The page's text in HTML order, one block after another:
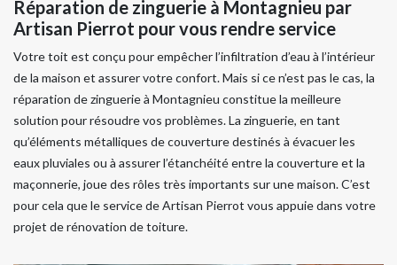
Réparation de zinguerie à Montagnieu par
Artisan Pierrot pour vous rendre service
Votre toit est conçu pour empêcher l’infiltration d’eau à l’intérieur
de la maison et assurer votre confort. Mais si ce n’est pas le cas, la
réparation de zinguerie à Montagnieu constitue la meilleure
solution pour résoudre vos problèmes. La zinguerie, en tant
qu’éléments métalliques de couverture destinés à évacuer les
eaux pluviales ou à assurer l’étanchéité entre la couverture et la
maçonnerie, joue des rôles très importants sur une maison. C’est
pour cela que le service de Artisan Pierrot vous appuie dans votre
projet de rénovation de toiture.